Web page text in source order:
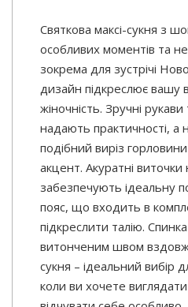
Святкова максі-сукня з
особливих моментів та
зокрема для зустрічі
дизайн підкреслює вашу
жіночність. Зручні
надають практичності, а
подібний виріз
акцент. Акуратні виточки
забезпечують ідеальну
пояс, що входить в
підкреслити талію.
витонченим швом вздовж
сукня – ідеальний вибір
коли ви хочете